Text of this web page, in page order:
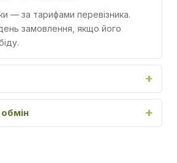
— за тарифами перевізника.
замовлення, якщо його